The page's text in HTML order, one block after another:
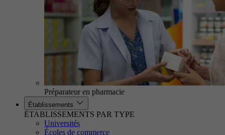
Préparateur en pharmacie
Établissements
ÉTABLISSEMENTS PAR TYPE
Universités
Écoles de commerce